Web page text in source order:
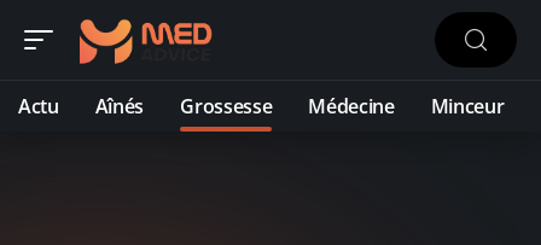
Actu Aînés Grossesse Médecine Minceur